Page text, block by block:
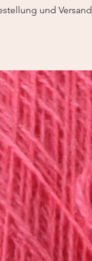
und Versand